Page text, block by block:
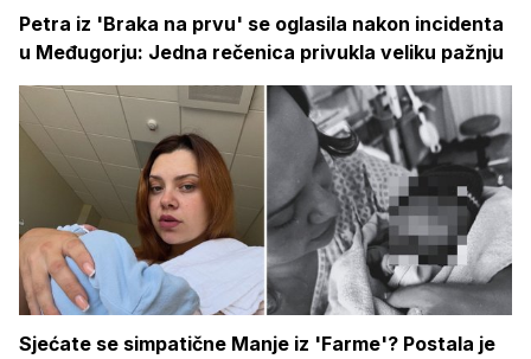
Petra iz 'Braka na prvu' se oglasila nakon incidenta
u Međugorju: Jedna rečenica privukla veliku pažnju
Sjećate se simpatične Manje iz 'Farme'? Postala je